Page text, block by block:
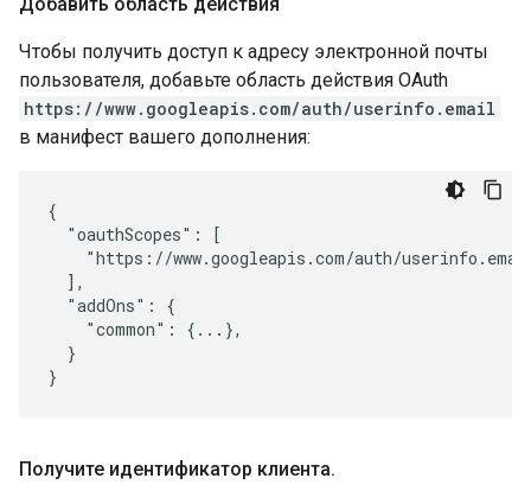
Чтобы получить доступ к адресу электронной почты
пользователя, добавьте область действия OAuth
https://www.googleapis.com/auth/userinfo.email
в манифест вашего дополнения:
{
  "oauthScopes": [
"https://www.googleapis.com/auth/
  ],
  "addOns": {
    "common": {...},
  }
}
Получите идентификатор клиента.